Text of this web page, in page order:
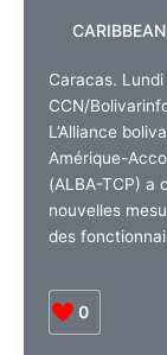
rebond
CARIBBEAN
Caracas.
CCN/
L’Alliance
Amérique-
(ALBA-TCP) a
nouvelles
des
0